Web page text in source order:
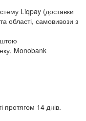
Liqpay (доставки
області, самовивози з
Monobank
протягом 14 днів.